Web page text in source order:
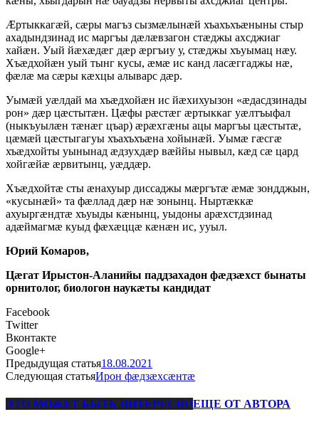
Ӕртыккагӕй, сӕры магъз сызмӕлынӕй хъахъхъӕныны стыр
ахадындзинад ис маргъы дӕлӕвзагон стӕджы ахсджиаг
хайӕн. Уый йӕхӕдӕг дӕр ӕргъиу у, стӕджы хъуымац нӕу.
Хъӕдхойӕн уый тынг кусы, ӕмӕ ис канд ласӕггаджы нӕ,
фӕлӕ ма сӕры кӕхцы алыварс дӕр.
Уымӕй уӕлдай ма хъӕдхойӕн ис йӕхихуызон «ӕдасдзинады
рон» дӕр цӕстытӕн. Цӕфы рӕстӕг ӕртыккаг уӕлтъыфал
(ныкъуылӕн тӕнӕг цъар) ӕрӕхгӕны ацы маргъы цӕстытӕ,
цӕмӕй цӕстыгагуы хъахъхъӕна хойынӕй. Уымӕ гӕсгӕ
хъӕдхойты уынынад ӕдзухдӕр вӕййы нывыл, кӕд сӕ цард
хойгӕйӕ ӕрвитынц, уӕддӕр.
Хъӕдхойтӕ сты ӕнахуыр диссаджы мӕргътӕ ӕмӕ зондджын,
«кусынӕй» та фӕллад дӕр нӕ зонынц. Ныртӕккӕ
ахуыргӕндтӕ хъуыды кӕнынц, уыдоны арӕхстдзинад
адӕймагмӕ куыд фӕхӕццӕ кӕнӕн ис, ууыл.
Юрий Комаров,
Цӕгат Ирыстон-Аланийы паддзахадон фӕдзӕхст бынаты
орнитолог, биологон наукӕты кандидат
Facebook
Twitter
Вконтакте
Google+
Предыдущая статья18.08.2021
Следующая статьяИрон фӕдзӕхсӕнтӕ
ЭТО МОЖЕТ БЫТЬ ИНТЕРЕСНОЕЩЕ ОТ АВТОРА